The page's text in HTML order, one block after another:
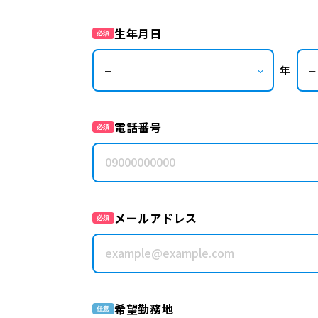
必須 生年月日
年
必須 電話番号
必須 メールアドレス
任意 希望勤務地